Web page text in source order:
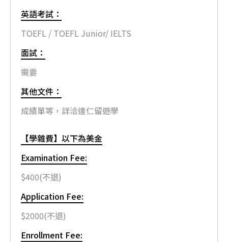
英語考試：
TOEFL / TOEFL Junior/ IELTS
面試：
需要
其他文件：
成績單等，詳洽達仁留遊學
【學雜費】以下為美金
Examination Fee:
$400(不退)
Application Fee:
$2000(不退)
Enrollment Fee: